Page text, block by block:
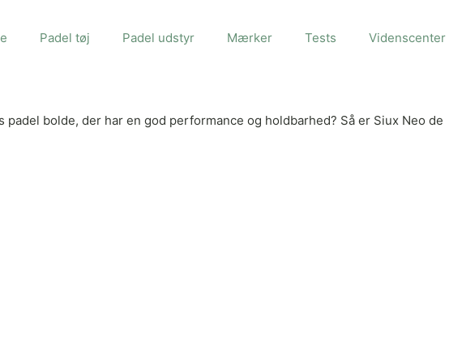
Padel tøj Padel udstyr Mærker Tests Videnscenter
bolde, der har en god performance og holdbarhed? Så er Siux Neo de